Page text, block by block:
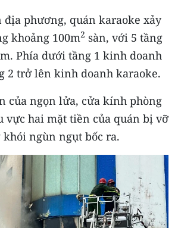
- Công nghệ
địa phương, quán karaoke xảy
khoảng 100m2 sàn, với 5 tầng
Phía dưới tầng 1 kinh doanh
2 trở lên kinh doanh karaoke.
của ngọn lửa, cửa kính phòng
vực hai mặt tiền của quán bị vỡ
ngùn ngụt bốc ra.